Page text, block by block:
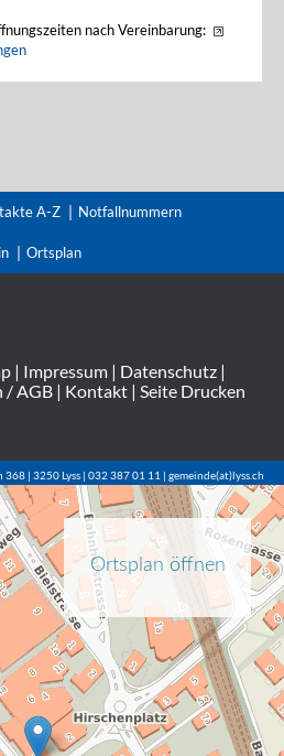
nach Vereinbarung:
A-Z Notfallnummern
Ortsplan
| Impressum| Datenschutz|
/ AGB| Kontakt| Seite Drucken
| 3250 Lyss | 032 387 01 11 | gemeinde(at)lyss.ch